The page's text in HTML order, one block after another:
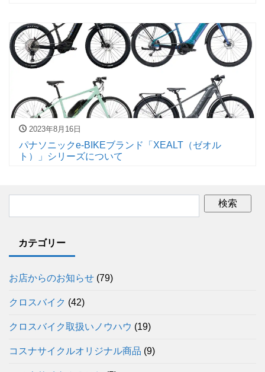
2023年8月16日
パナソニックe-BIKEブランド「XEALT（ゼオル
ト）」シリーズについて
カテゴリー
お店からのお知らせ (79)
クロスバイク (42)
クロスバイク取扱いノウハウ (19)
コスナサイクルオリジナル商品 (9)